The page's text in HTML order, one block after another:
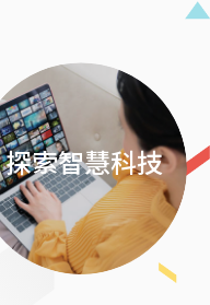
探索智慧科技
Next